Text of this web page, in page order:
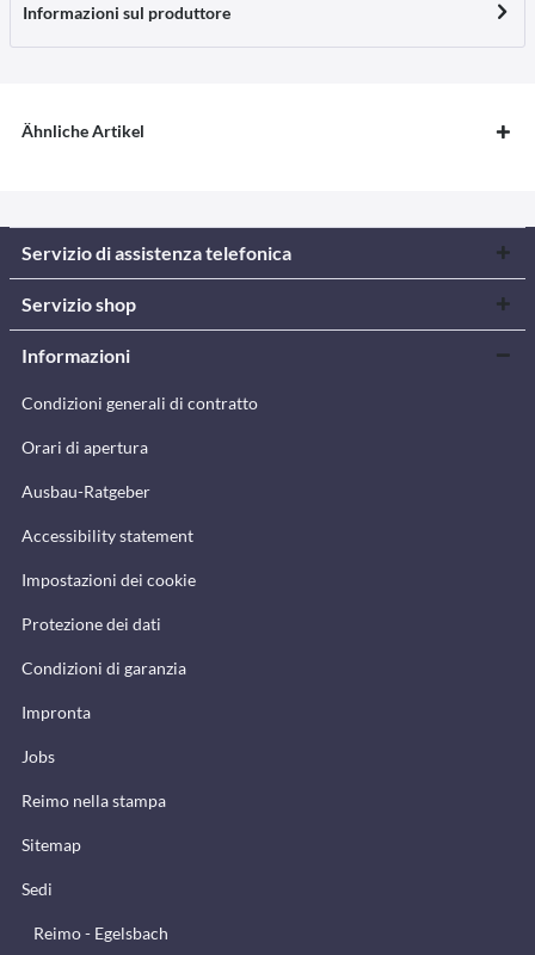
Informazioni sul produttore
Ähnliche Artikel
Servizio di assistenza telefonica
Servizio shop
Informazioni
Condizioni generali di contratto
Orari di apertura
Ausbau-Ratgeber
Accessibility statement
Impostazioni dei cookie
Protezione dei dati
Condizioni di garanzia
Impronta
Jobs
Reimo nella stampa
Sitemap
Sedi
Reimo - Egelsbach